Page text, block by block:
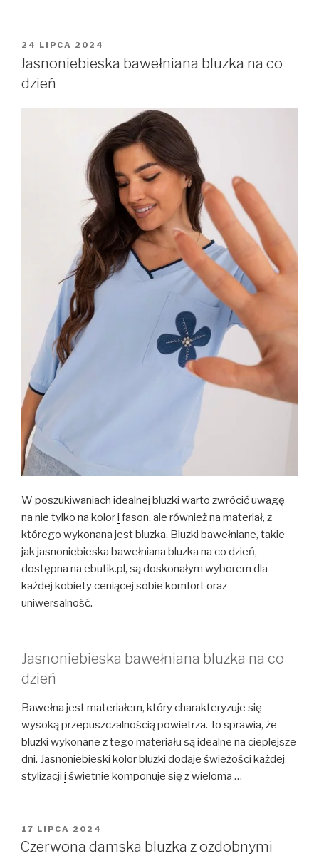
OPUBLIKOWANE
W
24 LIPCA 2024
Jasnoniebieska bawełniana bluzka na co
dzień
W poszukiwaniach idealnej bluzki warto zwrócić uwagę
na nie tylko na kolori fason, ale również na materiał, z
którego wykonana jest bluzka. Bluzki bawełniane, takie
jak jasnoniebieska bawełniana bluzka na co dzień,
dostępna na ebutik.pl, są doskonałym wyborem dla
każdej kobiety ceniącej sobie komfort oraz
uniwersalność.
Jasnoniebieska bawełniana bluzka na co
dzień
Bawełna jest materiałem, który charakteryzuje się
wysoką przepuszczalnością powietrza. To sprawia, że
bluzki wykonane z tego materiału są idealne na cieplejsze
dni. Jasnoniebieski kolor bluzki dodaje świeżości każdej
stylizacji i świetnie komponuje się z wieloma …
OPUBLIKOWANE
W
17 LIPCA 2024
Czerwona damska bluzka z ozdobnymi